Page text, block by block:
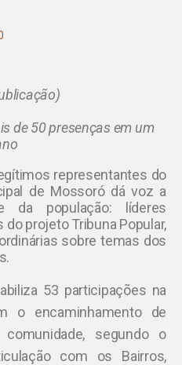
de 50 presenças em um
representantes do
de Mossoró dá voz a
da população: líderes
projeto Tribuna Popular,
sobre temas dos
53 participações na
o encaminhamento de
segundo o
com os Bairros,